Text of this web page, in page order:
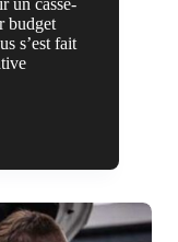
budget
s’est fait